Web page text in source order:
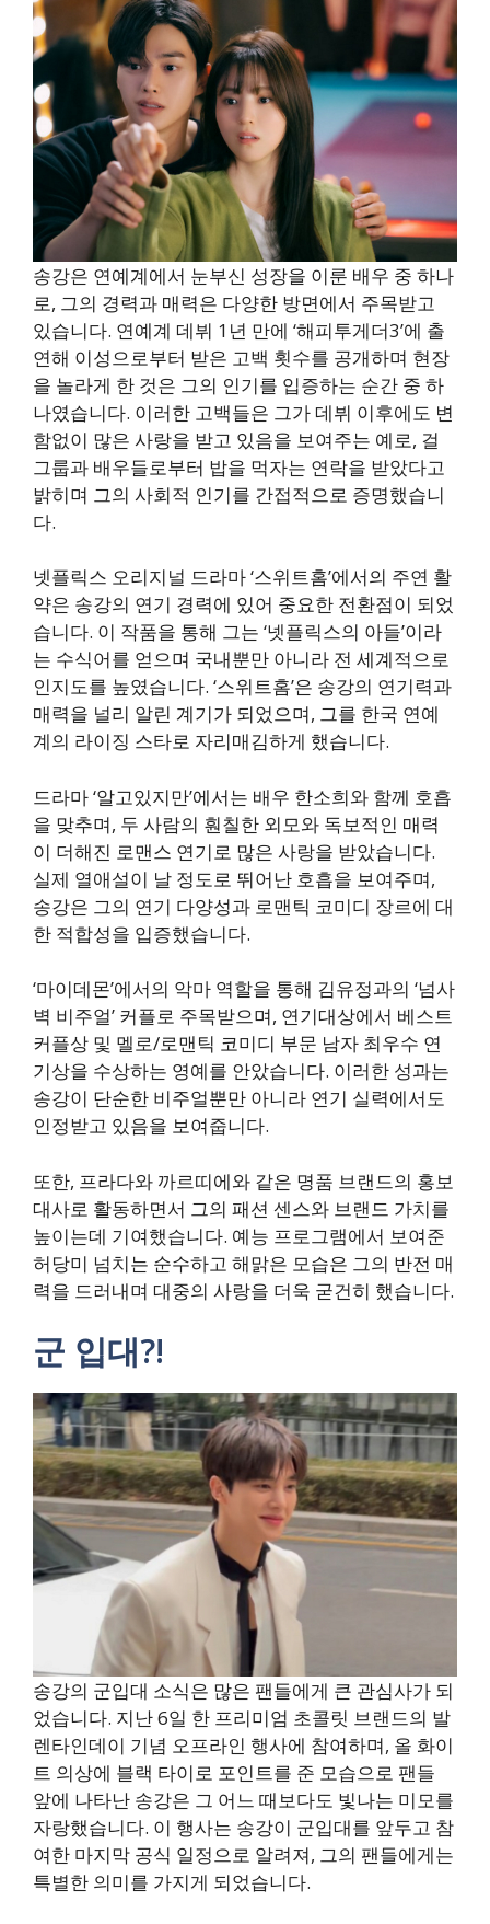
송강은 연예계에서 눈부신 성장을 이룬 배우 중 하나
로, 그의 경력과 매력은 다양한 방면에서 주목받고
있습니다. 연예계 데뷔 1년 만에 ‘해피투게더3’에 출
연해 이성으로부터 받은 고백 횟수를 공개하며 현장
을 놀라게 한 것은 그의 인기를 입증하는 순간 중 하
나였습니다. 이러한 고백들은 그가 데뷔 이후에도 변
함없이 많은 사랑을 받고 있음을 보여주는 예로, 걸
그룹과 배우들로부터 밥을 먹자는 연락을 받았다고
밝히며 그의 사회적 인기를 간접적으로 증명했습니
다.
넷플릭스 오리지널 드라마 ‘스위트홈’에서의 주연 활
약은 송강의 연기 경력에 있어 중요한 전환점이 되었
습니다. 이 작품을 통해 그는 ‘넷플릭스의 아들’이라
는 수식어를 얻으며 국내뿐만 아니라 전 세계적으로
인지도를 높였습니다. ‘스위트홈’은 송강의 연기력과
매력을 널리 알린 계기가 되었으며, 그를 한국 연예
계의 라이징 스타로 자리매김하게 했습니다.
드라마 ‘알고있지만’에서는 배우 한소희와 함께 호흡
을 맞추며, 두 사람의 훤칠한 외모와 독보적인 매력
이 더해진 로맨스 연기로 많은 사랑을 받았습니다.
실제 열애설이 날 정도로 뛰어난 호흡을 보여주며,
송강은 그의 연기 다양성과 로맨틱 코미디 장르에 대
한 적합성을 입증했습니다.
‘마이데몬’에서의 악마 역할을 통해 김유정과의 ‘넘사
벽 비주얼’ 커플로 주목받으며, 연기대상에서 베스트
커플상 및 멜로/로맨틱 코미디 부문 남자 최우수 연
기상을 수상하는 영예를 안았습니다. 이러한 성과는
송강이 단순한 비주얼뿐만 아니라 연기 실력에서도
인정받고 있음을 보여줍니다.
또한, 프라다와 까르띠에와 같은 명품 브랜드의 홍보
대사로 활동하면서 그의 패션 센스와 브랜드 가치를
높이는데 기여했습니다. 예능 프로그램에서 보여준
허당미 넘치는 순수하고 해맑은 모습은 그의 반전 매
력을 드러내며 대중의 사랑을 더욱 굳건히 했습니다.
군 입대?!
송강의 군입대 소식은 많은 팬들에게 큰 관심사가 되
었습니다. 지난 6일 한 프리미엄 초콜릿 브랜드의 발
렌타인데이 기념 오프라인 행사에 참여하며, 올 화이
트 의상에 블랙 타이로 포인트를 준 모습으로 팬들
앞에 나타난 송강은 그 어느 때보다도 빛나는 미모를
자랑했습니다. 이 행사는 송강이 군입대를 앞두고 참
여한 마지막 공식 일정으로 알려져, 그의 팬들에게는
특별한 의미를 가지게 되었습니다.